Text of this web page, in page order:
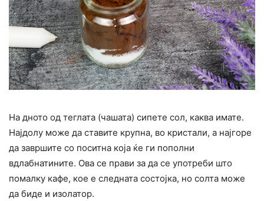
На дното од теглата (чашата) сипете сол, каква имате.
Најдолу може да ставите крупна, во кристали, а најгоре
да завршите со поситна која ќе ги пополни
вдлабнатините. Ова се прави за да се употреби што
помалку кафе, кое е следната состојка, но солта може
да биде и изолатор.